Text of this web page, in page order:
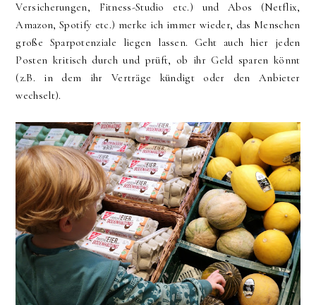
Versicherungen, Fitness-Studio etc.) und Abos (Netflix,
Amazon, Spotify etc.) merke ich immer wieder, das Menschen
große Sparpotenziale liegen lassen. Geht auch hier jeden
Posten kritisch durch und prüft, ob ihr Geld sparen könnt
(z.B. in dem ihr Verträge kündigt oder den Anbieter
wechselt).